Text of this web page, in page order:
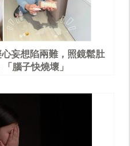
妄想陷兩難，照鏡鬆肚
腦子快燒壞」